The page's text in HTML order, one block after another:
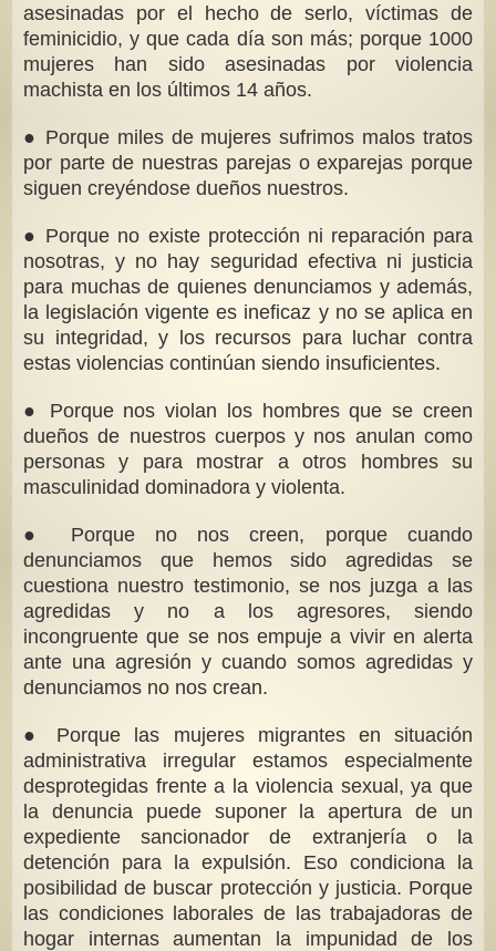
asesinadas por el hecho de serlo, víctimas de
feminicidio, y que cada día son más; porque 1000
mujeres han sido asesinadas por violencia
machista en los últimos 14 años.
● Porque miles de mujeres sufrimos malos tratos
por parte de nuestras parejas o exparejas porque
siguen creyéndose dueños nuestros.
● Porque no existe protección ni reparación para
nosotras, y no hay seguridad efectiva ni justicia
para muchas de quienes denunciamos y además,
la legislación vigente es ineficaz y no se aplica en
su integridad, y los recursos para luchar contra
estas violencias continúan siendo insuficientes.
● Porque nos violan los hombres que se creen
dueños de nuestros cuerpos y nos anulan como
personas y para mostrar a otros hombres su
masculinidad dominadora y violenta.
● Porque no nos creen, porque cuando
denunciamos que hemos sido agredidas se
cuestiona nuestro testimonio, se nos juzga a las
agredidas y no a los agresores, siendo
incongruente que se nos empuje a vivir en alerta
ante una agresión y cuando somos agredidas y
denunciamos no nos crean.
● Porque las mujeres migrantes en situación
administrativa irregular estamos especialmente
desprotegidas frente a la violencia sexual, ya que
la denuncia puede suponer la apertura de un
expediente sancionador de extranjería o la
detención para la expulsión. Eso condiciona la
posibilidad de buscar protección y justicia. Porque
las condiciones laborales de las trabajadoras de
hogar internas aumentan la impunidad de los